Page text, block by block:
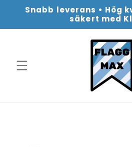
vidare
innehåll
Snabb leverans • Hög
säkert med